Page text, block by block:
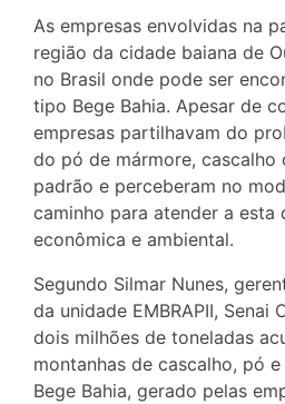
As empresas envolvidas na
região da cidade baiana de
no Brasil onde pode ser
tipo Bege Bahia. Apesar de
empresas partilhavam do
do pó de mármore,
padrão e perceberam no
caminho para atender a esta
econômica e ambiental.
Segundo Silmar Nunes,
da unidade EMBRAPII, Senai
dois milhões de toneladas
montanhas de cascalho, pó
Bege Bahia, gerado pelas